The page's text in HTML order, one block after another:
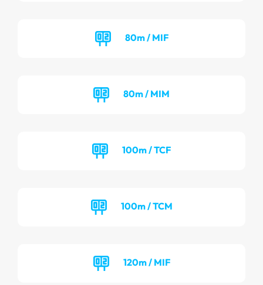
80m / MIF
80m / MIM
100m / TCF
100m / TCM
120m / MIF